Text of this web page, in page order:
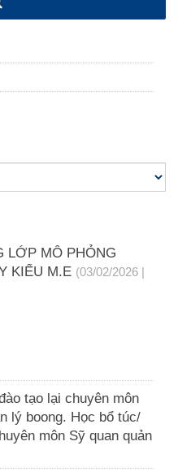
LỚP MÔ PHỎNG
KIỂU M.E (03/02/2026 |
tạo lại chuyên môn
lý boong. Học bổ túc/
môn Sỹ quan quản